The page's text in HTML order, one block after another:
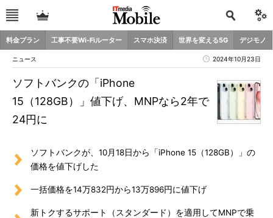
料金プラン 工事不要Wi-Fiルーター スマホ決済 世界を変える5G デジモノ
ニュース 2024年10月23日
ソフトバンクの「iPhone
15（128GB）」値下げ、MNPなら2年で
24円に
ソフトバンクが、10月18日から「iPhone 15（128GB）」の
価格を値下げした
一括価格を14万832円から13万896円に値下げ
新トクするサポート（スタンダード）を適用してMNPで乗